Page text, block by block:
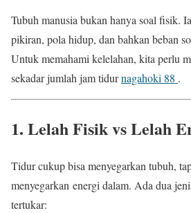
Tubuh manusia bukan hanya soal fisik.
pikiran, pola hidup, dan bahkan beban
Untuk memahami kelelahan, kita perlu
sekadar jumlah jam tidurnagahoki 88 .
1. Lelah Fisik vs Lelah
Tidur cukup bisa menyegarkan tubuh,
menyegarkan energi dalam. Ada dua
tertukar: